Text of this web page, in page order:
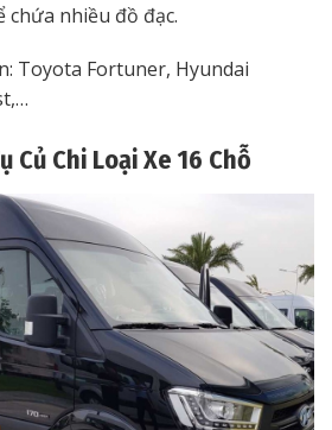
chứa nhiều đồ đạc.
Toyota Fortuner, Hyundai
Củ Chi Loại Xe 16 Chỗ